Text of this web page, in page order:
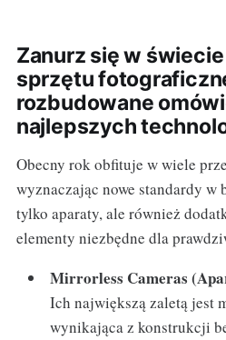
Zanurz się w
sprzętu
rozbudowane
najlepszych
Obecny rok obfituje w wiele
wyznaczając nowe standardy
tylko aparaty, ale również
elementy niezbędne dla
Mirrorless Cameras
Ich największą zaletą jest
wynikająca z konstrukcji